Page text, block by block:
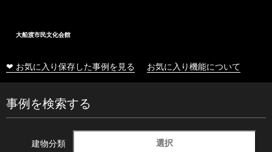
大船渡市民文化会館
❤ お気に入り保存した事例を見る お気に入り機能について
事例を検索する
建物分類 選択